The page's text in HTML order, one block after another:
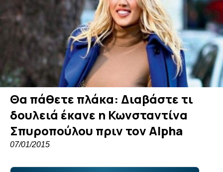
Θα πάθετε πλάκα: Διαβάστε τι
δουλειά έκανε η Κωνσταντίνα
Σπυροπούλου πριν τον Alpha
07/01/2015